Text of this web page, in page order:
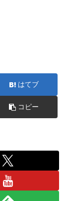
はてブ
コピー